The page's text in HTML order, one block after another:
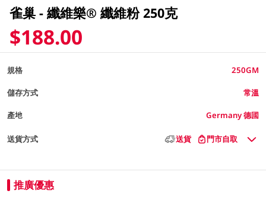
雀巢 - 纖維樂® 纖維粉 250克
$188.00
規格 250GM
儲存方式 常溫
產地 Germany 德國
送貨方式 送貨 門市自取
推廣優惠